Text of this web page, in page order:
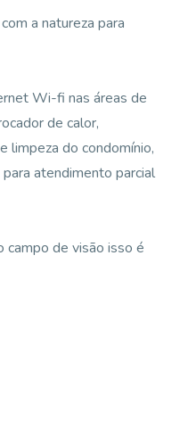
a natureza para
Wi-fi nas áreas de
de calor,
limpeza do condomínio,
atendimento parcial
campo de visão isso é